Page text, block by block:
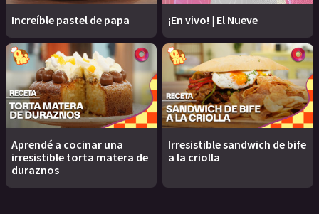
Increíble pastel de papa ¡En vivo! | El Nueve
Aprendé a cocinar una
irresistible torta matera de
duraznos
Irresistible sandwich de bife
a la criolla